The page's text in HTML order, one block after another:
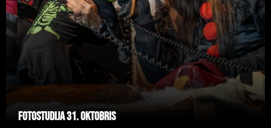
FOTOSTUDIJA 31. OKTOBRIS